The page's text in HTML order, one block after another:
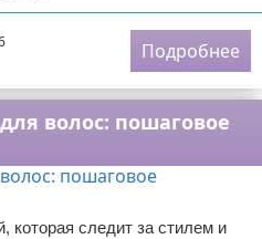
Подробнее
волос: пошаговое
которая следит за стилем и